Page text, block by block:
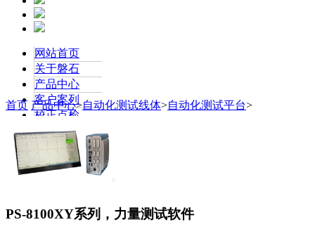
网站首页
关于磐石
产品中心
客户案列
校正点检
联系我们
新闻中心
联系我们
首页 产品中心>自动化测试线体>自动化测试平台>
PS-8100XY系列，力量测试软件